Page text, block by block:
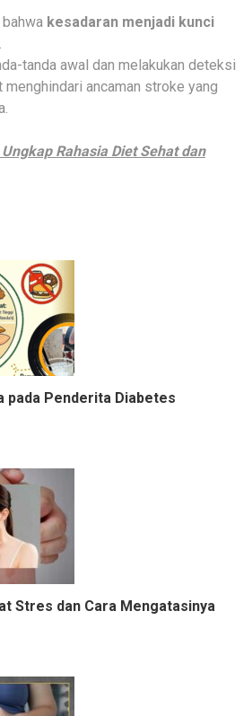
kesadaran menjadi kunci
.
tanda awal dan melakukan deteksi
ancaman stroke yang
Rahasia Diet Sehat dan
pada Penderita Diabetes
Stres dan Cara Mengatasinya